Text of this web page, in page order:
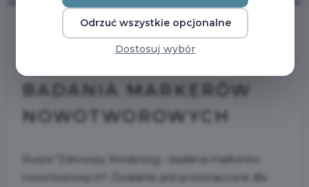
BADANIA MARKERÓW
NOWOTWOROWYCH
Rusza "Zdrowszy Kołobrzeg - badania markerów
nowotworowych". Działanie jest przeznaczone dla
Odrzuć wszystkie opcjonalne
Dostosuj wybór